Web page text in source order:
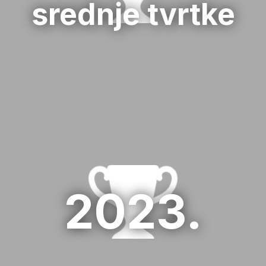
srednje tvrtke
02 HR days 2024
2. Terme Sveti Martin „Ljetna zabava
2023.
01 HR days 2023
2. NIL d.o.o.
02 HR days 2023